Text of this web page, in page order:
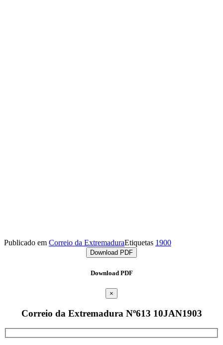
Publicado em Correio da ExtremaduraEtiquetas 1900
Download PDF
Download PDF
×
Correio da Extremadura Nº613 10JAN1903